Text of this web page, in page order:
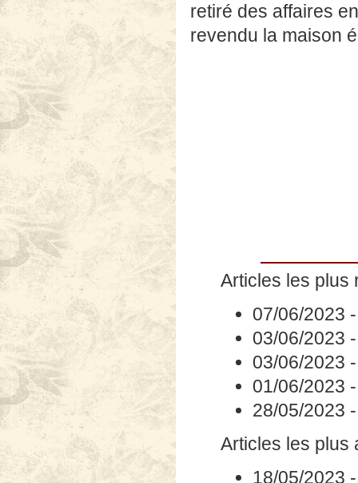
retiré des affaires
revendu la maison
Articles les plus
07/06/2023
03/06/2023
03/06/2023
01/06/2023
28/05/2023
Articles les plus
18/05/2023